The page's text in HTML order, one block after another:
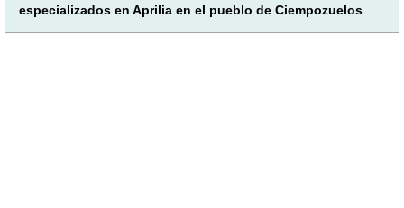
especializados en Aprilia en el pueblo de Ciempozuelos